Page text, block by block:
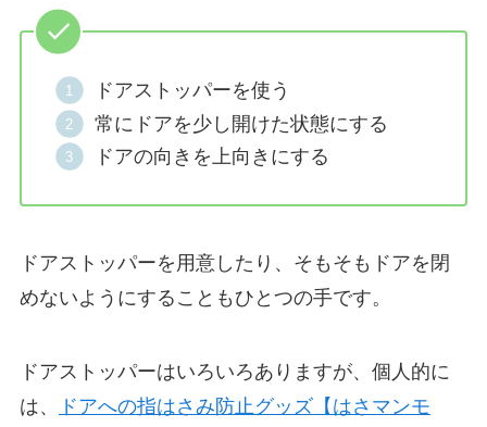
ドアストッパーを使う
常にドアを少し開けた状態にする
ドアの向きを上向きにする
ドアストッパーを用意したり、そもそもドアを閉
めないようにすることもひとつの手です。
ドアストッパーはいろいろありますが、個人的に
は、
ドアへの指はさみ防止グッズ【はさマンモ